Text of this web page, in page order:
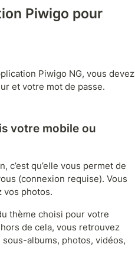
Piwigo pour
Piwigo NG, vous devez
et votre mot de passe.
votre mobile ou
c’est qu’elle vous permet de
(connexion requise). Vous
vos photos.
thème choisi pour votre
de cela, vous retrouvez
albums, photos, vidéos,